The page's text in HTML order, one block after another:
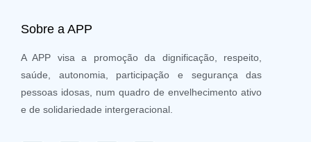
Sobre a APP
A APP visa a promoção da dignificação, respeito,
saúde, autonomia, participação e segurança das
pessoas idosas, num quadro de envelhecimento ativo
e de solidariedade intergeracional.